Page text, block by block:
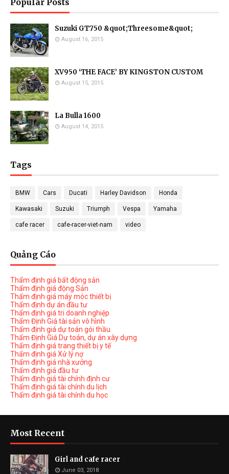
Popular Posts
Suzuki GT750 &quot;Threesome&quot;
August 16, 2015
XV950 ‘THE FACE’ BY KINGSTON CUSTOM
August 15, 2015
La Bulla 1600
August 14, 2015
Tags
BMW Cars Ducati Harley Davidson Honda
Kawasaki Suzuki Triumph Vespa Yamaha
cafe racer cafe-racer-viet-nam video
Quảng Cáo
Thẩm định giá bất động sản
Thẩm định giá động Sản
Thẩm định giá máy móc thiết bị
Thẩm định dự án đầu tư
Thẩm định giá tri doanh nghiệp
Thẩm Định Giá tài sản vô hình
Thẩm định giá dự toán gói thầu
Thẩm Định Giá Dự toán, dự án xây dựng
Thẩm định giá trang thiết bị y tế
Thẩm định giá Xử lý nợ
Thẩm định giá nhà xưởng
Thẩm định giá đầu tư
Thẩm định giá tài chính định cư
Thẩm định giá tài chính du lịch
Thẩm định giá tài chính du học
Most Recent
Girl and cafe racer
June 03, 2018